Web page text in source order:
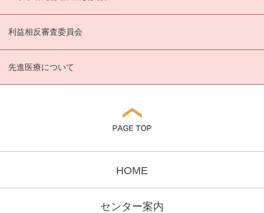
利益相反審査委員会
先進医療について
HOME
センター案内